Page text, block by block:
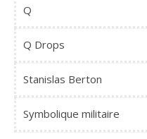
Q
Q Drops
Stanislas Berton
Symbolique militaire